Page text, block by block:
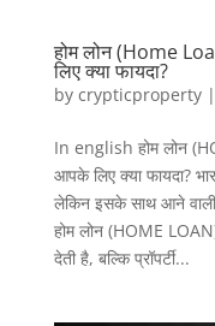
होम लोन (Home
लिए क्या फायदा?
by crypticproperty|
In english होम लोन
आपके लिए क्या फायदा?
लेकिन इसके साथ आने
होम लोन (HOME
देती है, बल्कि प्रॉपर्टी...